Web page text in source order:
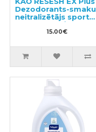
Dezodorants-smaku
neitralizētājs sporta
un darba apģērbam
15.00€